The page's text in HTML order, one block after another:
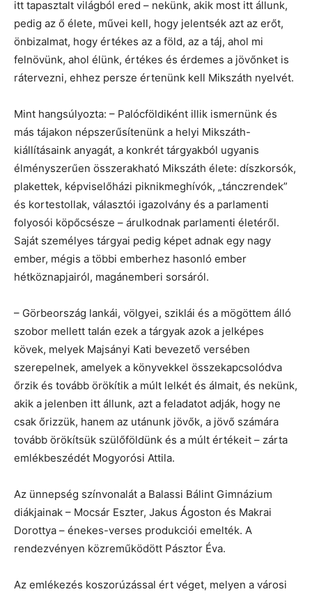
itt tapasztalt világból ered – nekünk, akik most itt állunk,
pedig az ő élete, művei kell, hogy jelentsék azt az erőt,
önbizalmat, hogy értékes az a föld, az a táj, ahol mi
felnövünk, ahol élünk, értékes és érdemes a jövőnket is
rátervezni, ehhez persze értenünk kell Mikszáth nyelvét.
Mint hangsúlyozta: – Palócföldiként illik ismernünk és
más tájakon népszerűsítenünk a helyi Mikszáth-
kiállításaink anyagát, a konkrét tárgyakból ugyanis
élményszerűen összerakható Mikszáth élete: díszkorsók,
plakettek, képviselőházi piknikmeghívók, „tánczrendek”
és kortestollak, választói igazolvány és a parlamenti
folyosói köpőcsésze – árulkodnak parlamenti életéről.
Saját személyes tárgyai pedig képet adnak egy nagy
ember, mégis a többi emberhez hasonló ember
hétköznapjairól, magánemberi sorsáról.
– Görbeország lankái, völgyei, sziklái és a mögöttem álló
szobor mellett talán ezek a tárgyak azok a jelképes
kövek, melyek Majsányi Kati bevezető versében
szerepelnek, amelyek a könyvekkel összekapcsolódva
őrzik és tovább örökítik a múlt lelkét és álmait, és nekünk,
akik a jelenben itt állunk, azt a feladatot adják, hogy ne
csak őrizzük, hanem az utánunk jövők, a jövő számára
tovább örökítsük szülőföldünk és a múlt értékeit – zárta
emlékbeszédét Mogyorósi Attila.
Az ünnepség színvonalát a Balassi Bálint Gimnázium
diákjainak – Mocsár Eszter, Jakus Ágoston és Makrai
Dorottya – énekes-verses produkciói emelték. A
rendezvényen közreműködött Pásztor Éva.
Az emlékezés koszorúzással ért véget, melyen a városi